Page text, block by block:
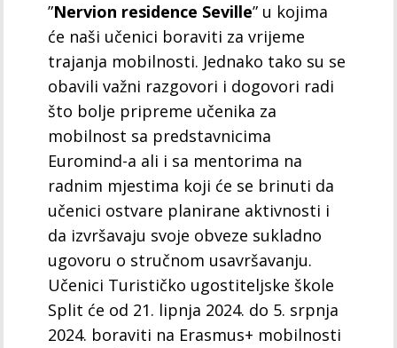
”Nervion residence Seville” u kojima
će naši učenici boraviti za vrijeme
trajanja mobilnosti. Jednako tako su se
obavili važni razgovori i dogovori radi
što bolje pripreme učenika za
mobilnost sa predstavnicima
Euromind-a ali i sa mentorima na
radnim mjestima koji će se brinuti da
učenici ostvare planirane aktivnosti i
da izvršavaju svoje obveze sukladno
ugovoru o stručnom usavršavanju.
Učenici Turističko ugostiteljske škole
Split će od 21. lipnja 2024. do 5. srpnja
2024. boraviti na Erasmus+ mobilnosti